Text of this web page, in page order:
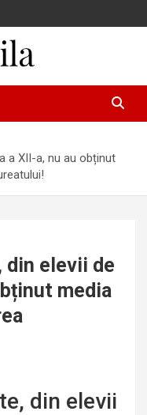
a XII-a, nu au obținut
din elevii de
media
din elevii